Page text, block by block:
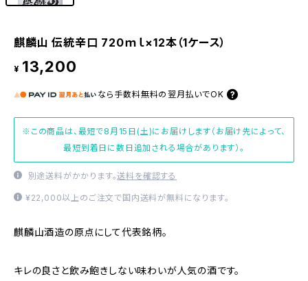
麒麟山 伝統辛口 720ｍｌ×12本（1ケース）
¥ 13,200
なら 手数料無料の 翌月払いでOK
※この商品は、最短で8月15日(土)にお届けします（お届け先によって、
最短到着日に数日追加される場合があります）。
別途送料がかかります。送料を確認する
¥22,000以上のご注文で国内送料が無料になります。
麒麟山酒造の原点にして代表銘柄。
キレの良さと飲み飽きしない味わいが人気の酒です。